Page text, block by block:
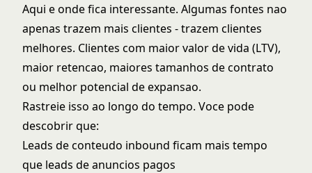
Aqui e onde fica interessante. Algumas fontes nao
apenas trazem mais clientes - trazem clientes
melhores. Clientes com maior valor de vida (LTV),
maior retencao, maiores tamanhos de contrato
ou melhor potencial de expansao.
Rastreie isso ao longo do tempo. Voce pode
descobrir que:
Leads de conteudo inbound ficam mais tempo
que leads de anuncios pagos